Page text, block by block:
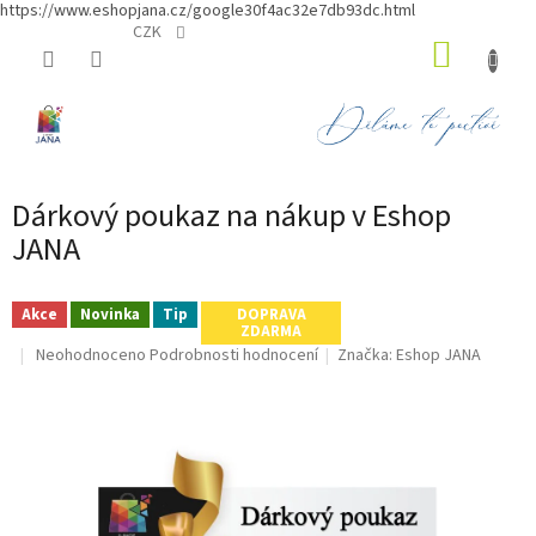
https://www.eshopjana.cz/google30f4ac32e7db93dc.html
CZK
Dárkový poukaz na nákup v Eshop
JANA
Akce Novinka Tip DOPRAVA
ZDARMA
Průměrné
hvězdiček.
Neohodnoceno Podrobnosti hodnocení Značka:Eshop JANA